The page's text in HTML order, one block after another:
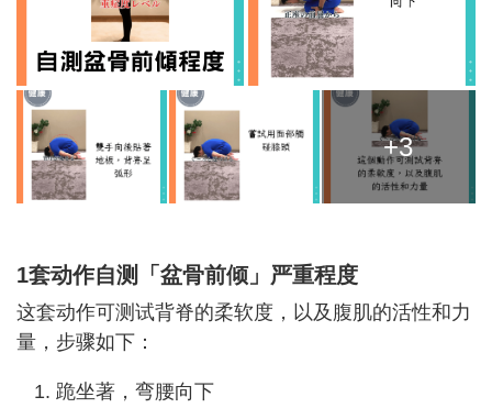
+3
1套动作自测「盆骨前倾」严重程度
这套动作可测试背脊的柔软度，以及腹肌的活性和力
量，步骤如下：
跪坐著，弯腰向下